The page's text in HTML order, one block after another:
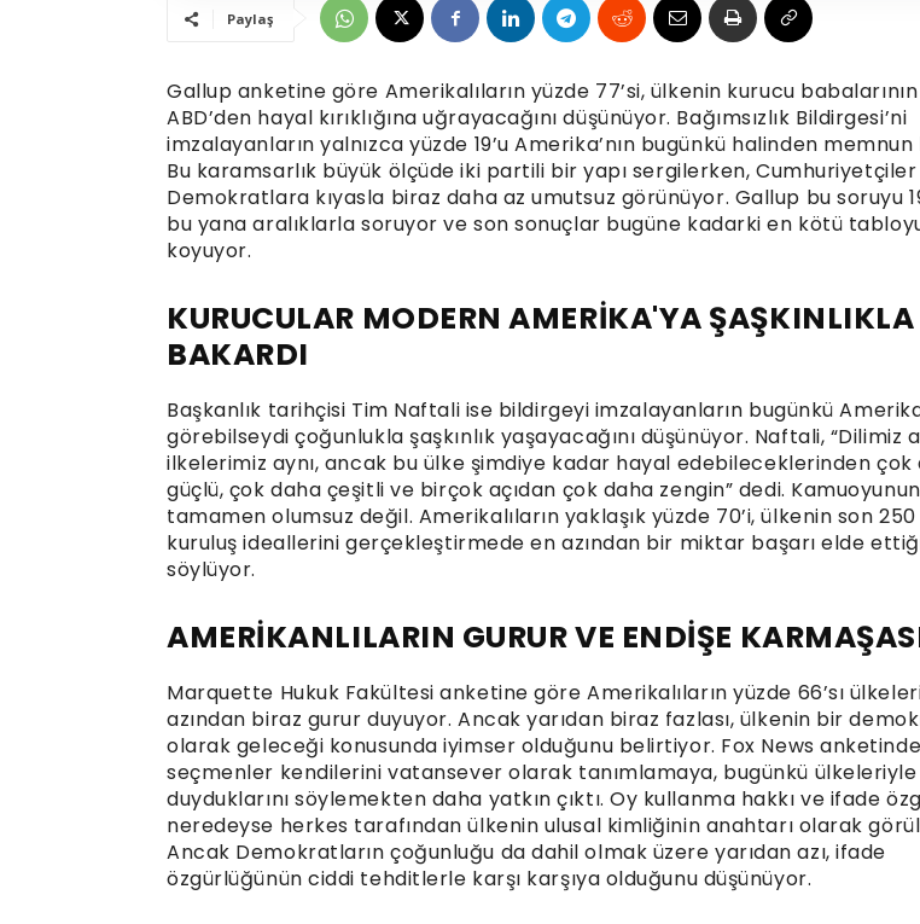
Paylaş
Gallup anketine göre Amerikalıların yüzde 77’si, ülkenin kurucu
ABD’den hayal kırıklığına uğrayacağını düşünüyor. Bağımsızlık Bildirgesi’ni
imzalayanların yalnızca yüzde 19’u Amerika’nın bugünkü halinden memnun
Bu karamsarlık büyük ölçüde iki partili bir yapı sergilerken, Cumhuriyetçiler
Demokratlara kıyasla biraz daha az umutsuz görünüyor. Gallup bu soruyu
bu yana aralıklarla soruyor ve son sonuçlar bugüne kadarki en kötü
koyuyor.
KURUCULAR MODERN AMERİKA'YA ŞAŞKINLIKLA
BAKARDI
Başkanlık tarihçisi Tim Naftali ise bildirgeyi imzalayanların bugünkü
görebilseydi çoğunlukla şaşkınlık yaşayacağını düşünüyor. Naftali, “Dilimiz
ilkelerimiz aynı, ancak bu ülke şimdiye kadar hayal edebileceklerinden çok
güçlü, çok daha çeşitli ve birçok açıdan çok daha zengin” dedi.
tamamen olumsuz değil. Amerikalıların yaklaşık yüzde 70’i, ülkenin son 250
kuruluş ideallerini gerçekleştirmede en azından bir miktar başarı elde
söylüyor.
AMERİKANLILARIN GURUR VE ENDİŞE
Marquette Hukuk Fakültesi anketine göre Amerikalıların yüzde 66’sı
azından biraz gurur duyuyor. Ancak yarıdan biraz fazlası, ülkenin bir
olarak geleceği konusunda iyimser olduğunu belirtiyor. Fox News
seçmenler kendilerini vatansever olarak tanımlamaya, bugünkü
duyduklarını söylemekten daha yatkın çıktı. Oy kullanma hakkı ve ifade
neredeyse herkes tarafından ülkenin ulusal kimliğinin anahtarı olarak
Ancak Demokratların çoğunluğu da dahil olmak üzere yarıdan azı, ifade
özgürlüğünün ciddi tehditlerle karşı karşıya olduğunu düşünüyor.